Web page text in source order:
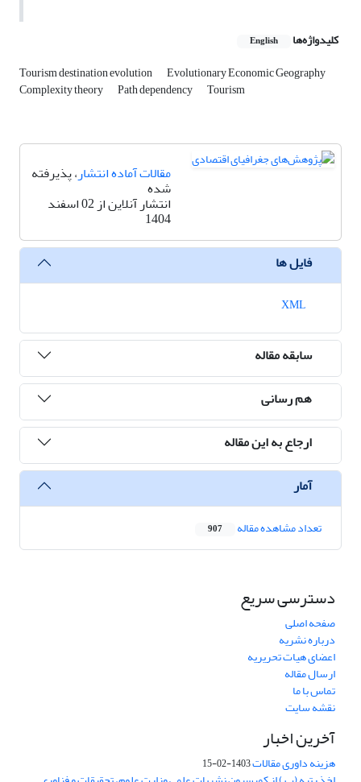
کلیدواژه‌ها English
Tourism destination evolution Evolutionary Economic Geography
Complexity theory Path dependency Tourism
مقالات آماده انتشار، پذیرفته
شده
انتشار آنلاین از 02 اسفند
1404
فایل ها
سابقه مقاله
هم رسانی
ارجاع به این مقاله
آمار
تعداد مشاهده مقاله 907
دسترسی سریع
صفحه اصلی
درباره نشریه
اعضای هیات تحریریه
ارسال مقاله
تماس با ما
نقشه سایت
آخرین اخبار
هزینه داوری مقالات1403-02-15